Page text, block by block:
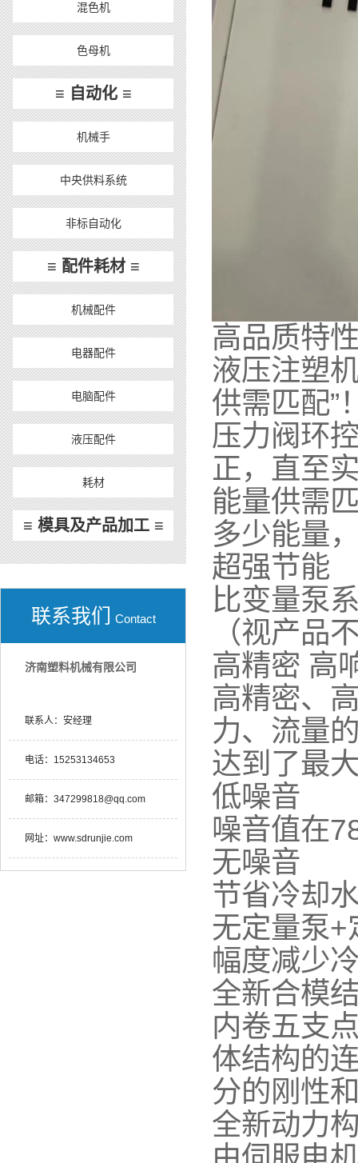
混色机
色母机
≡ 自动化 ≡
机械手
中央供料系统
非标自动化
≡ 配件耗材 ≡
机械配件
电器配件
电脑配件
液压配件
耗材
≡ 模具及产品加工 ≡
联系我们 Contact
济南塑料机械有限公司
联系人： 安经理
电话： 15253134653
邮箱： 347299818@qq.com
网址： www.sdrunjie.com
高品质
液压注塑
供需匹配”
压力阀环
正，直至
能量供需
多少能量
超强节能
比变量泵
（视产品
高精密
高精密、
力、流量
达到了最
低噪音
噪音值在
无噪音
节省冷却
无定量泵+
幅度减少
全新合模
内卷五支
体结构的
分的刚性
全新动力